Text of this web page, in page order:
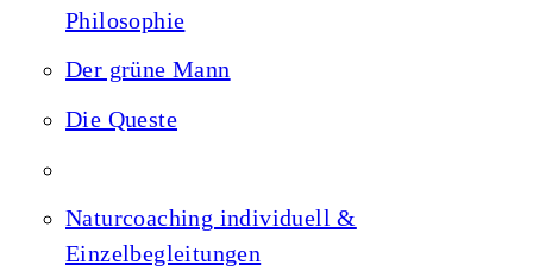
Philosophie
Der grüne Mann
Die Queste
Naturcoaching individuell &
Einzelbegleitungen